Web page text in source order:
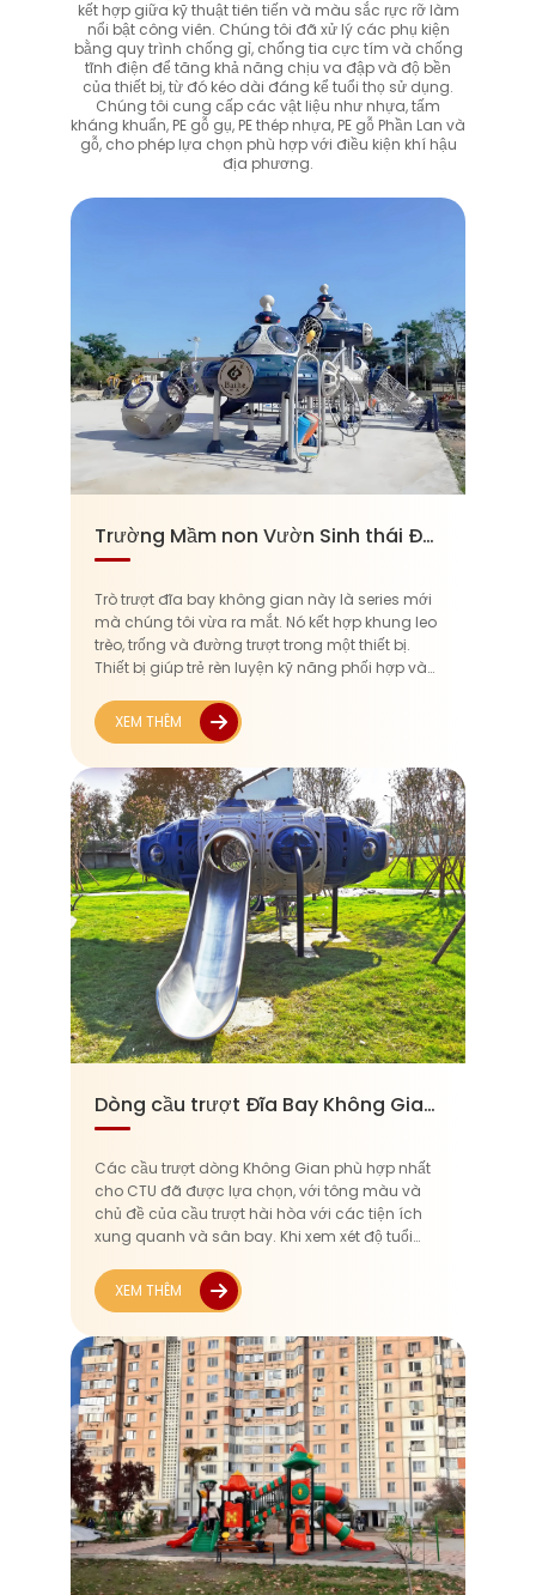
kết hợp giữa kỹ thuật tiên tiến và màu sắc rực rỡ làm
nổi bật công viên. Chúng tôi đã xử lý các phụ kiện
bằng quy trình chống gỉ, chống tia cực tím và chống
tĩnh điện để tăng khả năng chịu va đập và độ bền
của thiết bị, từ đó kéo dài đáng kể tuổi thọ sử dụng.
Chúng tôi cung cấp các vật liệu như nhựa, tấm
kháng khuẩn, PE gỗ gụ, PE thép nhựa, PE gỗ Phần Lan và
gỗ, cho phép lựa chọn phù hợp với điều kiện khí hậu
địa phương.
Trường Mầm non Vườn Sinh thái Đông Phương Thanh Đảo
Trò trượt đĩa bay không gian này là series mới
mà chúng tôi vừa ra mắt. Nó kết hợp khung leo
trèo, trống và đường trượt trong một thiết bị.
Thiết bị giúp trẻ rèn luyện kỹ năng phối hợp và
Xem xét phạm vi độ tuổi của...
XEM THÊM
Dòng cầu trượt Đĩa Bay Không Gian tại CTU
Các cầu trượt dòng Không Gian phù hợp nhất
cho CTU đã được lựa chọn, với tông màu và
chủ đề của cầu trượt hài hòa với các tiện ích
xung quanh và sân bay. Khi xem xét độ tuổi
độc hại, chống mài mòn...
XEM THÊM